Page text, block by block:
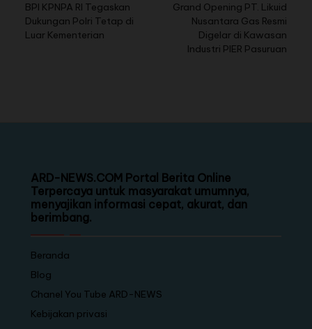
BPI KPNPA RI Tegaskan
Dukungan Polri Tetap di
Luar Kementerian
Grand Opening PT. Likuid
Nusantara Gas Resmi
Digelar di Kawasan
Industri PIER Pasuruan
ARD-NEWS.COM Portal Berita Online
Terpercaya untuk masyarakat umumnya,
menyajikan informasi cepat, akurat, dan
berimbang.
Beranda
Blog
Chanel You Tube ARD-NEWS
Kebijakan privasi